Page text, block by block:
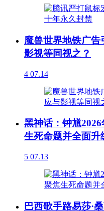
魔兽世界地铁广
影视等同视之？
4 07.14
黑神话：钟馗
生死命题并全面升
5 07.13
巴西歌手路易莎·